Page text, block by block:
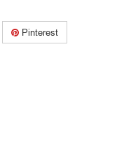
Pinterest